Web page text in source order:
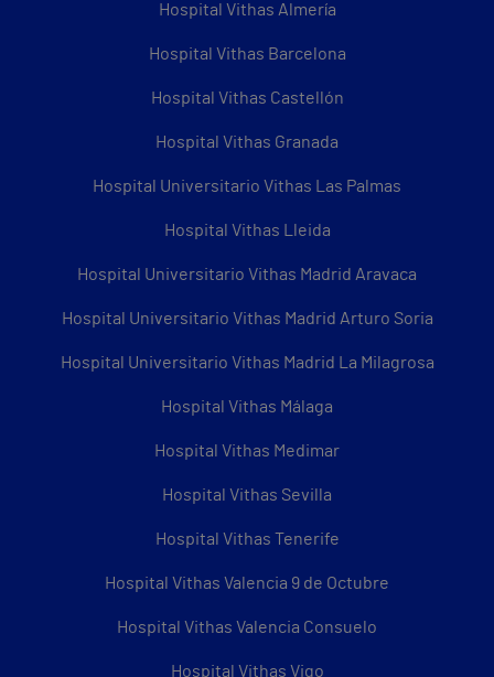
Hospital Vithas Almería
Hospital Vithas Barcelona
Hospital Vithas Castellón
Hospital Vithas Granada
Hospital Universitario Vithas Las Palmas
Hospital Vithas Lleida
Hospital Universitario Vithas Madrid Aravaca
Hospital Universitario Vithas Madrid Arturo Soria
Hospital Universitario Vithas Madrid La Milagrosa
Hospital Vithas Málaga
Hospital Vithas Medimar
Hospital Vithas Sevilla
Hospital Vithas Tenerife
Hospital Vithas Valencia 9 de Octubre
Hospital Vithas Valencia Consuelo
Hospital Vithas Vigo